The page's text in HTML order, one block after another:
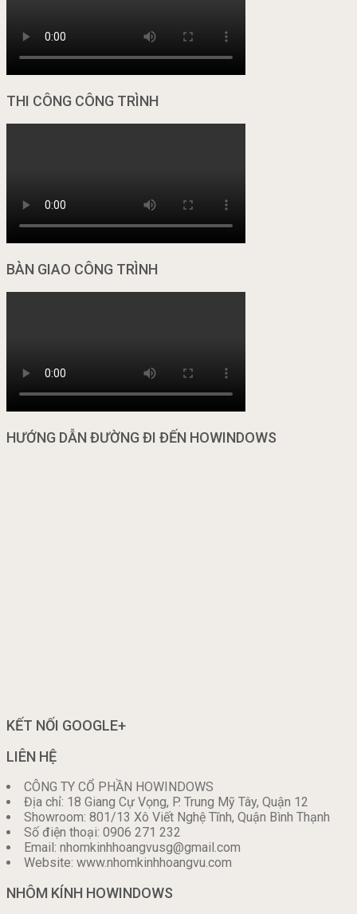
THI CÔNG CÔNG TRÌNH
BÀN GIAO CÔNG TRÌNH
HƯỚNG DẪN ĐƯỜNG ĐI ĐẾN HOWINDOWS
KẾT NỐI GOOGLE+
LIÊN HỆ
CÔNG TY CỔ PHẦN HOWINDOWS
Địa chỉ: 18 Giang Cự Vọng, P. Trung Mỹ Tây, Quận 12
Showroom: 801/13 Xô Viết Nghệ Tĩnh, Quận Bình Thạnh
Số điện thoại: 0906 271 232
Email: nhomkinhhoangvusg@gmail.com
Website: www.nhomkinhhoangvu.com
NHÔM KÍNH HOWINDOWS